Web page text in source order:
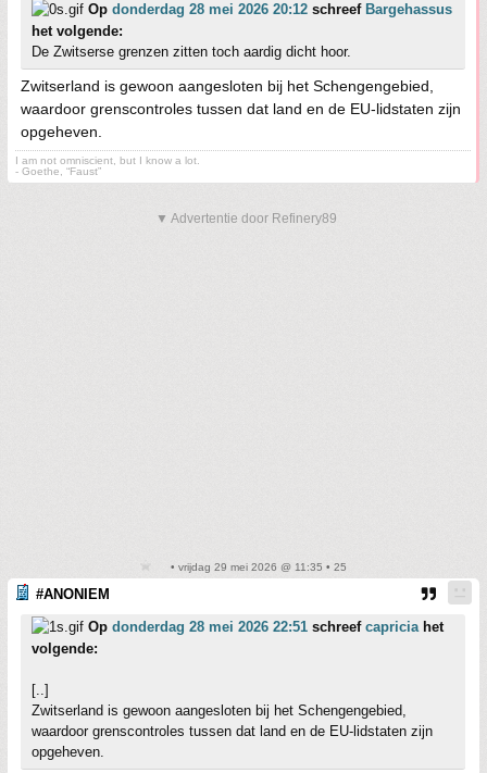
Op donderdag 28 mei 2026 20:12 schreef Bargehassus
het volgende:
De Zwitserse grenzen zitten toch aardig dicht hoor.
Zwitserland is gewoon aangesloten bij het Schengengebied,
waardoor grenscontroles tussen dat land en de EU-lidstaten zijn
opgeheven.
I am not omniscient, but I know a lot.
- Goethe, “Faust”
▼ Advertentie door Refinery89
• vrijdag 29 mei 2026 @ 11:35 • 25
#ANONIEM
Op donderdag 28 mei 2026 22:51 schreef capriciahet
volgende:
[..]
Zwitserland is gewoon aangesloten bij het Schengengebied,
waardoor grenscontroles tussen dat land en de EU-lidstaten zijn
opgeheven.